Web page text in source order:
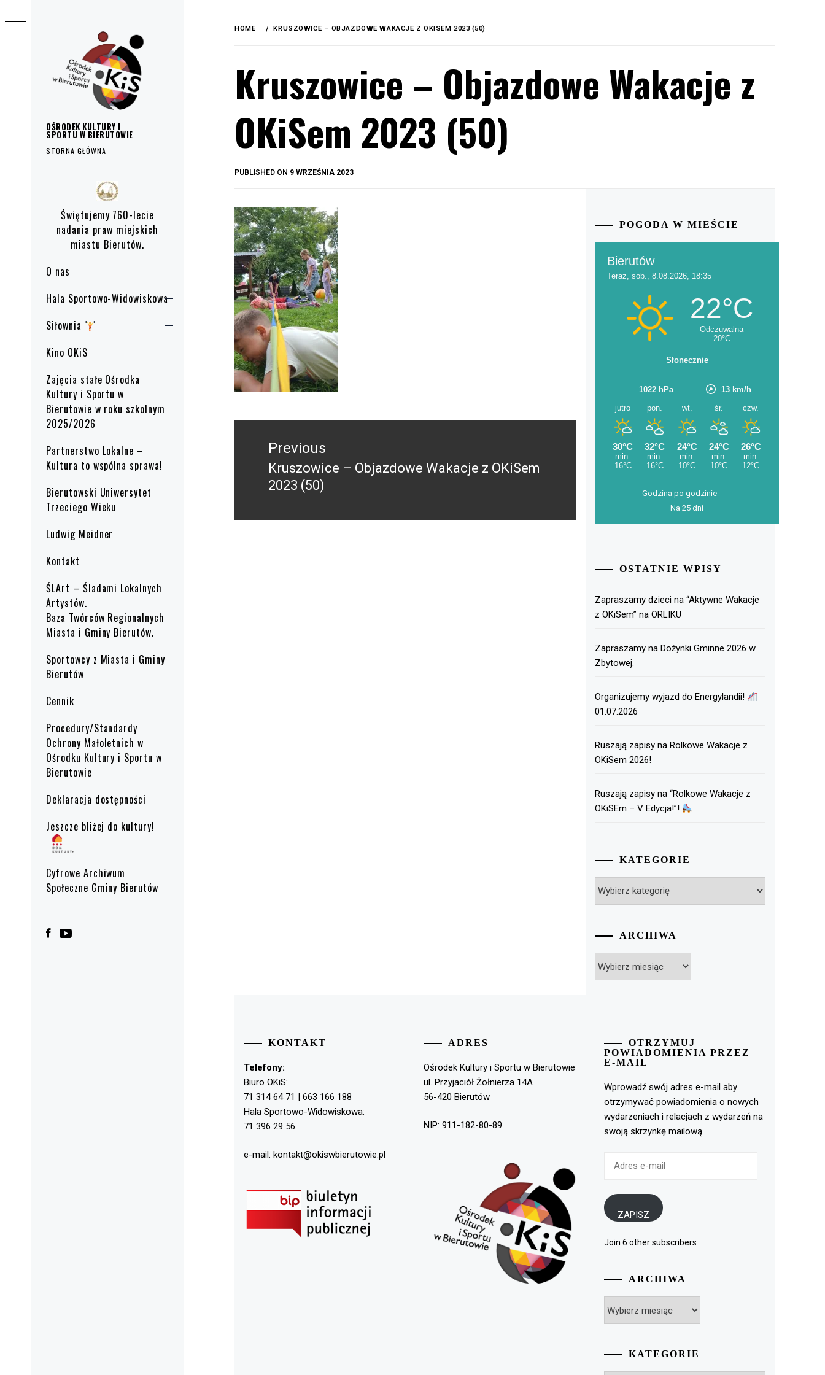
OŚRODEK KULTURY I
SPORTU W BIERUTOWIE
STORNA GŁÓWNA
Świętujemy 760-lecie
nadania praw miejskich
miastu Bierutów.
O nas
Hala Sportowo-Widowiskowa
Siłownia
Kino OKiS
Zajęcia stałe Ośrodka
Kultury i Sportu w
Bierutowie w roku szkolnym
2025/2026
Partnerstwo Lokalne –
Kultura to wspólna sprawa!
Bierutowski Uniwersytet
Trzeciego Wieku
Ludwig Meidner
Kontakt
ŚLArt – Śladami Lokalnych
Artystów.
Baza Twórców Regionalnych
Miasta i Gminy Bierutów.
Sportowcy z Miasta i Gminy
Bierutów
Cennik
Procedury/Standardy
Ochrony Małoletnich w
Ośrodku Kultury i Sportu w
Bierutowie
Deklaracja dostępności
Jeszcze bliżej do kultury!
Cyfrowe Archiwum
Społeczne Gminy Bierutów
HOME KRUSZOWICE – OBJAZDOWE WAKACJE Z OKISEM 2023 (50)
Kruszowice – Objazdowe Wakacje z
OKiSem 2023 (50)
PUBLISHED ON 9 WRZEŚNIA 2023
wpisuPrevious
Previous
post:
Kruszowice – Objazdowe Wakacje z OKiSem
2023 (50)
POGODA W MIEŚCIE
Godzina po godzinie
Na 25 dni
OSTATNIE WPISY
Zapraszamy dzieci na “Aktywne Wakacje
z OKiSem” na ORLIKU
Zapraszamy na Dożynki Gminne 2026 w
Zbytowej.
Organizujemy wyjazd do Energylandii!
01.07.2026
Ruszają zapisy na Rolkowe Wakacje z
OKiSem 2026!
Ruszają zapisy na “Rolkowe Wakacje z
OKiSEm – V Edycja!”!
KATEGORIE
ARCHIWA
KONTAKT
Telefony:
Biuro OKiS:
71 314 64 71 | 663 166 188
Hala Sportowo-Widowiskowa:
71 396 29 56
e-mail: kontakt@okiswbierutowie.pl
ADRES
Ośrodek Kultury i Sportu w Bierutowie
ul. Przyjaciół Żołnierza 14A
56-420 Bierutów
NIP: 911-182-80-89
OTRZYMUJ
POWIADOMIENIA PRZEZ
E-MAIL
Wprowadź swój adres e-mail aby
otrzymywać powiadomienia o nowych
wydarzeniach i relacjach z wydarzeń na
swoją skrzynkę mailową.
ZAPISZ
Join 6 other subscribers
ARCHIWA
KATEGORIE